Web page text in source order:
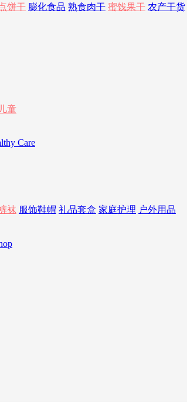
饼干 膨化食品 熟食肉干 蜜饯果干 农产干货
童
Care
袜 服饰鞋帽 礼品套盒 家庭护理 户外用品